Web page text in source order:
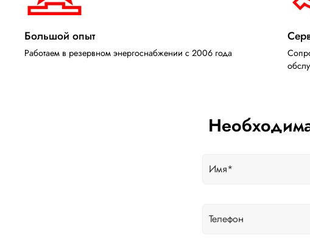
Большой опыт
Работаем в резервном энергоснабжении с 2006 года